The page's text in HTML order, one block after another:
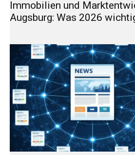
Immobilien und
Augsburg: Was 2026